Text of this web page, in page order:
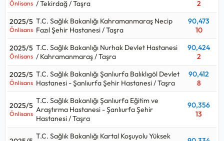
Önlisans / Tekirdağ / Taşra
2
2025/5
Önlisans
T.C. Sağlık Bakanlığı Kahramanmaraş Necip
Fazıl Şehir Hastanesi / Taşra
90,473
10
2025/5
Önlisans
T.C. Sağlık Bakanlığı Nurhak Devlet Hastanesi
/ Kahramanmaraş / Taşra
90,424
2
2025/5
Önlisans
T.C. Sağlık Bakanlığı Şanlıurfa Balıklıgöl Devlet
Hastanesi - Şanlıurfa Şehir Hastanesi / Taşra
90,412
8
2025/5
Önlisans
T.C. Sağlık Bakanlığı Şanlıurfa Eğitim ve
Araştırma Hastanesi - Şanlıurfa Şehir
Hastanesi / Taşra
90,356
13
T.C. Sağlık Bakanlığı Kartal Koşuyolu Yüksek